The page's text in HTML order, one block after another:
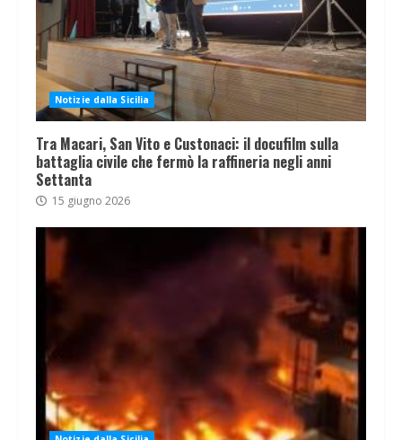
Notizie dalla Sicilia
Tra Macari, San Vito e Custonaci: il docufilm sulla
battaglia civile che fermò la raffineria negli anni
Settanta
15 giugno 2026